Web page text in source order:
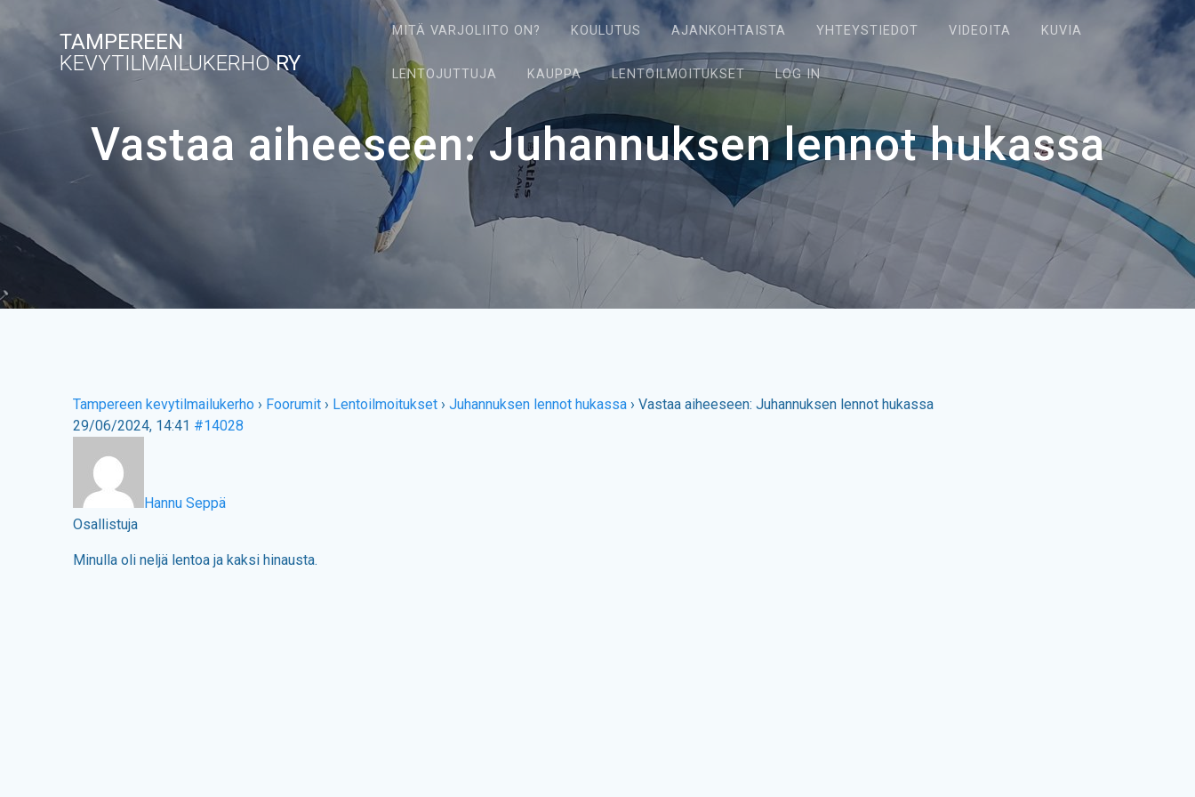
to
TAMPEREEN
KEVYTILMAILUKERHORY
MITÄ VARJOLIITO ON? KOULUTUS AJANKOHTAISTA YHTEYSTIEDOT VIDEOITA KUVIA
LENTOJUTTUJA KAUPPA LENTOILMOITUKSET LOG IN
Vastaa aiheeseen: Juhannuksen lennot hukassa
Tampereen kevytilmailukerho › Foorumit › Lentoilmoitukset › Juhannuksen lennot hukassa › Vastaa aiheeseen: Juhannuksen lennot hukassa
29/06/2024, 14:41 #14028
Hannu Seppä
Osallistuja
Minulla oli neljä lentoa ja kaksi hinausta.